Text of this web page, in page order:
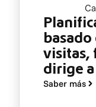
basado
visitas,
dirige
Saber más